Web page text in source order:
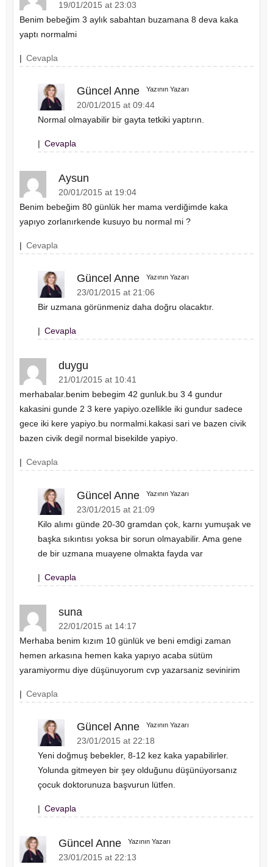
19/01/2015 at 23:03
Benim bebeğim 3 aylık sabahtan buzamana 8 deva kaka
yaptı normalmi
| Cevapla
Güncel Anne Yazının Yazarı
20/01/2015 at 09:44
Normal olmayabilir bir gayta tetkiki yaptırın.
| Cevapla
Aysun
20/01/2015 at 19:04
Benim bebeğim 80 günlük her mama verdiğimde kaka
yapıyo zorlanırkende kusuyo bu normal mi ?
| Cevapla
Güncel Anne Yazının Yazarı
23/01/2015 at 21:06
Bir uzmana görünmeniz daha doğru olacaktır.
| Cevapla
duygu
21/01/2015 at 10:41
merhabalar.benim bebegim 42 gunluk.bu 3 4 gundur
kakasini gunde 2 3 kere yapiyo.ozellikle iki gundur sadece
gece iki kere yapiyo.bu normalmi.kakasi sari ve bazen civik
bazen civik degil normal bisekilde yapiyo.
| Cevapla
Güncel Anne Yazının Yazarı
23/01/2015 at 21:09
Kilo alımı günde 20-30 gramdan çok, karnı yumuşak ve
başka sıkıntısı yoksa bir sorun olmayabilir. Ama gene
de bir uzmana muayene olmakta fayda var
| Cevapla
suna
22/01/2015 at 14:17
Merhaba benim kızım 10 günlük ve beni emdigi zaman
hemen arkasına hemen kaka yapıyo acaba sütüm
yaramiyormu diye düşünuyorum cvp yazarsaniz sevinirim
| Cevapla
Güncel Anne Yazının Yazarı
23/01/2015 at 22:18
Yeni doğmuş bebekler, 8-12 kez kaka yapabilirler.
Yolunda gitmeyen bir şey olduğunu düşünüyorsanız
çocuk doktorunuza başvurun lütfen.
| Cevapla
Güncel Anne Yazının Yazarı
23/01/2015 at 22:13